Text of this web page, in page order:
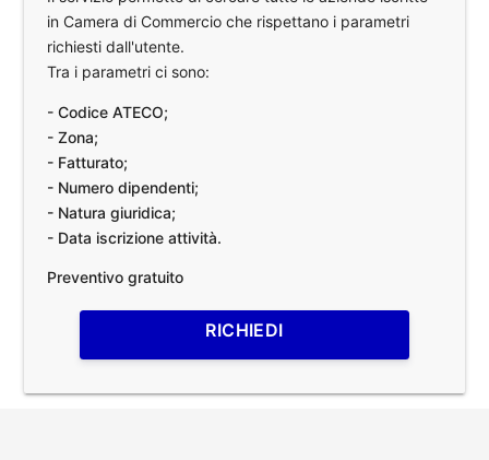
in Camera di Commercio che rispettano i parametri
richiesti dall'utente.
Tra i parametri ci sono:
- Codice ATECO;
- Zona;
- Fatturato;
- Numero dipendenti;
- Natura giuridica;
- Data iscrizione attività.
Preventivo gratuito
RICHIEDI